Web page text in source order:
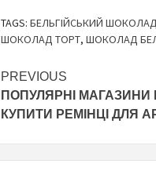
TAGS: БЕЛЬГІЙСЬКИЙ ШОКОЛАД
ШОКОЛАД ТОРТ, ШОКОЛАД
Continue
Reading
PREVIOUS
ПОПУЛЯРНІ
КУПИТИ РЕМІНЦІ ДЛЯ